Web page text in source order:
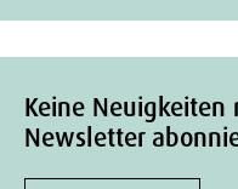
Keine Neuigkeiten
Newsletter